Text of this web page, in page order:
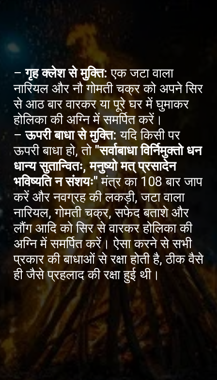
–गृह क्लेश से मुक्ति: एक जटा वाला
नारियल और नौ गोमती चक्र को अपने सिर
से आठ बार वारकर या पूरे घर में घुमाकर
होलिका की अग्नि में समर्पित करें।
–ऊपरी बाधा से मुक्ति:यदि किसी पर
ऊपरी बाधा हो, तो"सर्वाबाधा विर्निमुक्तो धन
धान्य सुतान्वितः, मनुष्यो मत् प्रसादेन
भविष्यति न संशयः"मंत्र का 108 बार जाप
करें और नवग्रह की लकड़ी, जटा वाला
नारियल, गोमती चक्र, सफेद बताशे और
लौंग आदि को सिर से वारकर होलिका की
अग्नि में समर्पित करें। ऐसा करने से सभी
प्रकार की बाधाओं से रक्षा होती है, ठीक वैसे
ही जैसे प्रहलाद की रक्षा हुई थी।